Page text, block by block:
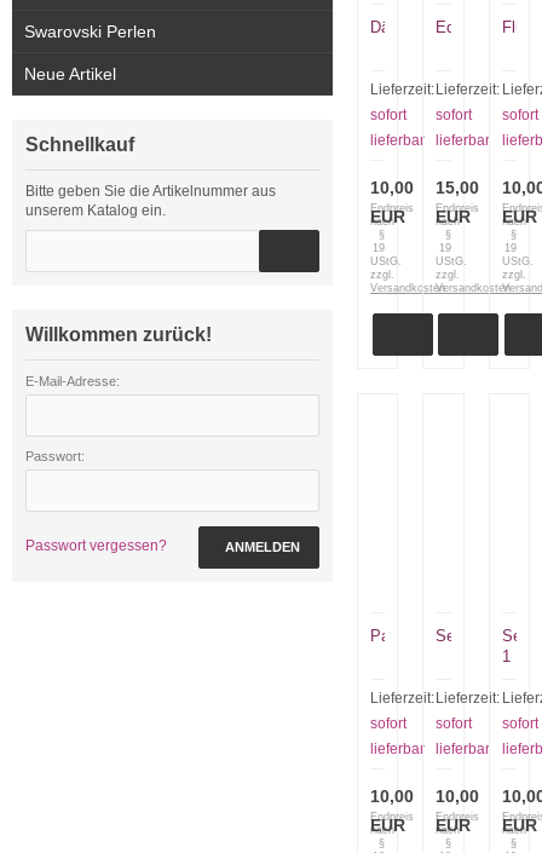
Dämmerung
Lieferzeit:
sofort
lieferbar
10,00
EUR
Endpreis
nach
§
19
UStG.
zzgl.
Versandkosten
Lieferzeit:
sofort
lieferbar
15,00
EUR
Endpreis
nach
§
19
UStG.
zzgl.
Versandkosten
sofort
EUR
nach
§
19
UStG.
zzgl.
Park
Lieferzeit:
sofort
lieferbar
10,00
EUR
Endpreis
nach
§
Seerosen
Lieferzeit:
sofort
lieferbar
10,00
EUR
Endpreis
nach
§
1
sofort
EUR
nach
§
Swarovski Perlen
Neue Artikel
Schnellkauf
Bitte geben Sie die Artikelnummer aus
unserem Katalog ein.
Willkommen zurück!
E-Mail-Adresse:
Passwort:
Passwort vergessen? ANMELDEN